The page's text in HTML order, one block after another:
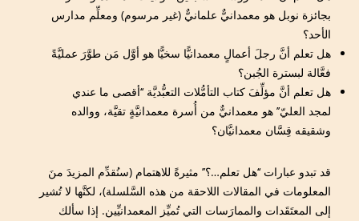
بجائزة نوبل هو معمدانيٌّ علمانيٌّ (غير مرسوم) ومعلِّم مدارس
الأحد؟
هل تعلم أنَّ رجلَ أعمالٍ معمدانيًّا سخيًّا هو أوَّل مَن طوَّرَ عمليَّةً
فعَّالة لبسترة الجُبن؟
هل تعلم أنَّ مؤلِّفَ كتاب التأمُّلات التعبُّديَّة ‘‘أقصى ما عندي
لمجد العليّ’’ هو معمدانيٌّ من أُسرة معمدانيَّةٍ تقيَّة، ووالده
وشقيقه قِسَّان معمدانيَّان؟
قد تبدو عبارات ‘‘هل تعلم…؟’’ مثيرةً للاهتمام (سنُقدِّم المزيدَ منَ
المعلومات في المقالات اللاحقة من هذه السَّلسلة)، لكنَّها لا تُشير
إلى المعتَقَدات والممارَسات التي تُميِّز المعمدانيِّين. إذا سألك